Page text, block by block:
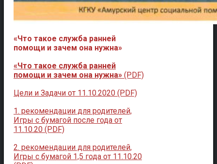
«Что такое служба ранней
помощи и зачем она нужна»
«Что такое служба ранней
помощи и зачем она нужна» (PDF)
Цели и Задачи от 11.10.2020 (PDF)
1. рекомендации для родителей,
Игры с бумагой после года от
11.10.20 (PDF)
2. рекомендации для родителей,
Игры с бумагой 1,5 года от 11.10.20